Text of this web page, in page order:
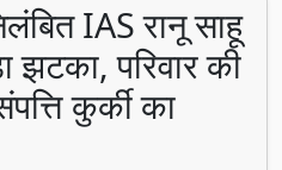
IAS रानू साहू
झटका, परिवार की
कुर्की का